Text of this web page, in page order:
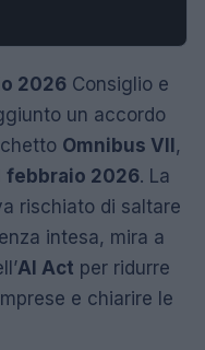
2026 Consiglio e
un accordo
Omnibus VII,
febbraio 2026. La
rischiato di saltare
intesa, mira a
AI Act per ridurre
e chiarire le